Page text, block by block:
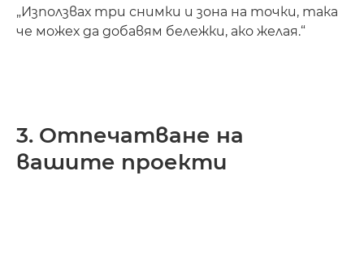
„Използвах три снимки и зона на точки, така
че можех да добавям бележки, ако желая.“
3. Отпечатване на
вашите проекти